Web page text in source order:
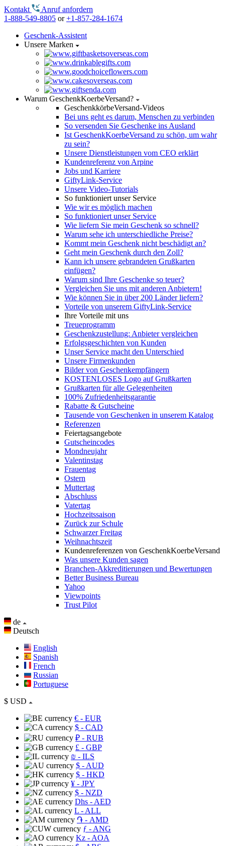
Kontakt
Anruf anfordern
1-888-549-8805 or+1-857-284-1674
Geschenk-Assistent
Unsere Marken
Warum GeschenkKoerbeVersand?
GeschenkkörbeVersand-Videos
Bei uns geht es darum, Menschen zu verbinden
So versenden Sie Geschenke ins Ausland
Ist GeschenkKoerbeVersand zu schön, um wahr
zu sein?
Unsere Dienstleistungen vom CEO erklärt
Kundenreferenz von Arpine
Jobs und Karriere
GiftyLink-Service
Unsere Video-Tutorials
So funktioniert unser Service
Wie wir es möglich machen
So funktioniert unser Service
Wie liefern Sie mein Geschenk so schnell?
Warum sehe ich unterschiedliche Preise?
Kommt mein Geschenk nicht beschädigt an?
Geht mein Geschenk durch den Zoll?
Kann ich unsere gebrandeten Grußkarten
einfügen?
Warum sind Ihre Geschenke so teuer?
Vergleichen Sie uns mit anderen Anbietern!
Wie können Sie in über 200 Länder liefern?
Vorteile von unserem GiftyLink-Service
Ihre Vorteile mit uns
Treueprogramm
Geschenkzustellung: Anbieter vergleichen
Erfolgsgeschichten von Kunden
Unser Service macht den Unterschied
Unsere Firmenkunden
Bilder von Geschenkempfängern
KOSTENLOSES Logo auf Grußkarten
Grußkarten für alle Gelegenheiten
100% Zufriedenheitsgarantie
Rabatte & Gutscheine
Tausende von Geschenken in unserem Katalog
Referenzen
Feiertagsangebote
Gutscheincodes
Mondneujahr
Valentinstag
Frauentag
Ostern
Muttertag
Abschluss
Vatertag
Hochzeitssaison
Zurück zur Schule
Schwarzer Freitag
Weihnachtszeit
Kundenreferenzen von GeschenkKoerbeVersand
Was unsere Kunden sagen
Branchen-Akkreditierungen und Bewertungen
Better Business Bureau
Yahoo
Viewpoints
Trust Pilot
de
Deutsch
English
Spanish
French
Russian
Portuguese
$ USD
€ - EUR
$ - CAD
₽ - RUB
£ - GBP
₪ - ILS
$ - AUD
$ - HKD
¥ - JPY
$ - NZD
Dhs - AED
L - ALL
֏ - AMD
ƒ - ANG
Kz - AOA